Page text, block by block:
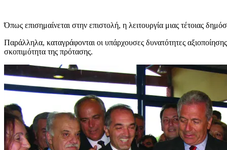
Όπως επισημαίνεται στην επιστολή, η λειτουργία μιας τέτοιας
Παράλληλα, καταγράφονται οι υπάρχουσες δυνατότητες
σκοπιμότητα της πρότασης.